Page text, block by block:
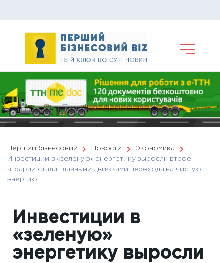
Перший бізнесовий Новости
Экономика
Инвестиции в «зеленую» энергетику выросли втрое:
аграрии стали главными движками перехода на чистую
энергию
Инвестиции в
«зеленую»
энергетику выросли